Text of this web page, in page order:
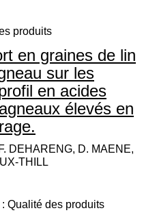
produits
en graines de lin
sur les
en acides
élevés en
DEHARENG, D. MAENE,
THILL
Qualité des produits